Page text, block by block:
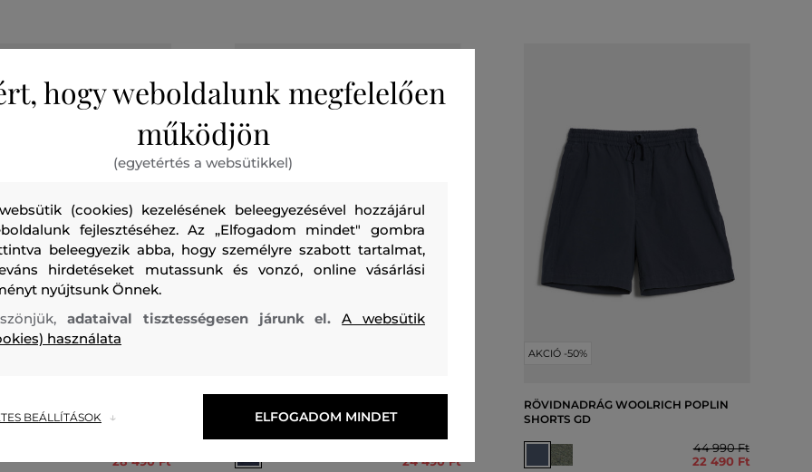
28 490 Ft
AKCIÓ -50%
WOOLRICH GARMENT DYED SHORTS
24 490 Ft
AKCIÓ -50%
RÖVIDNADRÁG WOOLRICH POPLIN
SHORTS GD
44 990 Ft
22 490 Ft
hogy weboldalunk megfelelően
működjön
(egyetértés a websütikkel)
(cookies) kezelésének beleegyezésével hozzájárul
fejlesztéséhez. Az „Elfogadom mindet" gombra
beleegyezik abba, hogy személyre szabott tartalmat,
hirdetéseket mutassunk és vonzó, online vásárlási
nyújtsunk Önnek.
adataival tisztességesen járunk el.A websütik
használata
BEÁLLÍTÁSOK ELFOGADOM MINDET